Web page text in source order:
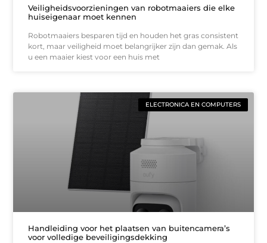
Veiligheidsvoorzieningen van robotmaaiers die elke
huiseigenaar moet kennen
Robotmaaiers besparen tijd en houden het gras consistent
kort, maar veiligheid moet belangrijker zijn dan gemak. Als
u een maaier kiest voor een huis met
ELECTRONICA EN COMPUTERS
Handleiding voor het plaatsen van buitencamera’s
voor volledige beveiligingsdekking